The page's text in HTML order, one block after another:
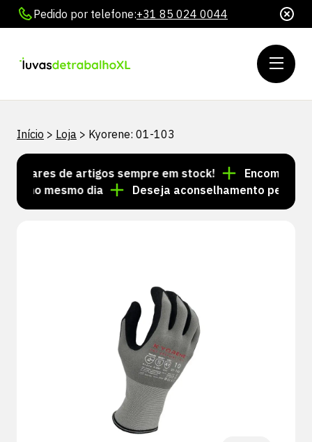
Pedido por telefone:+31 85 024 0044
Início > Loja > Kyorene: 01-103
de artigos sempre em stock!
Encomendas
no mesmo dia
Deseja aconselhamento